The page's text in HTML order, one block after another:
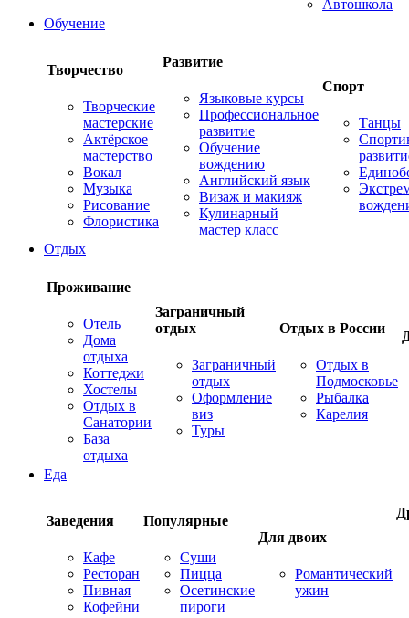
Автошкола
Обучение
Творчество
Творческие
мастерские
Актёрское
мастерство
Вокал
Музыка
Рисование
Флористика
Развитие
Языковые курсы
Профессиональное
развитие
Обучение
вождению
Английский язык
Визаж и макияж
Кулинарный
мастер класс
Спорт
Танцы
Отдых
Проживание
Отель
Дома
отдыха
Коттеджи
Хостелы
Отдых в
Санатории
База
отдыха
Заграничный
отдых
Заграничный
отдых
Оформление
виз
Туры
Отдых в России
Отдых в
Подмосковье
Рыбалка
Карелия
Еда
Заведения
Кафе
Ресторан
Пивная
Кофейни
Популярные
Суши
Пицца
Осетинские
пироги
Для двоих
Романтический
ужин